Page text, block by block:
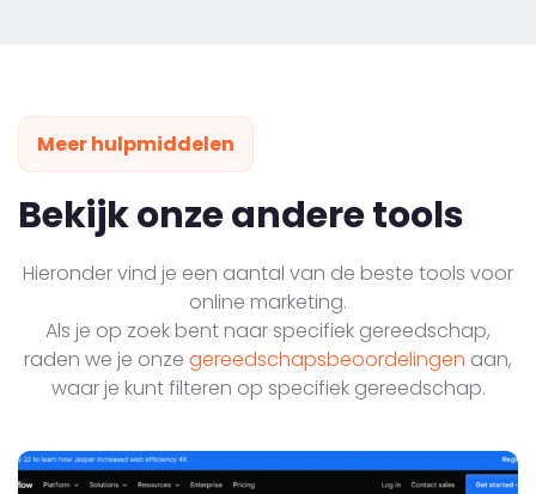
Meer hulpmiddelen
Bekijk onze andere tools
Hieronder vind je een aantal van de beste tools voor
online marketing.
Als je op zoek bent naar specifiek gereedschap,
raden we je onze gereedschapsbeoordelingen aan,
waar je kunt filteren op specifiek gereedschap.